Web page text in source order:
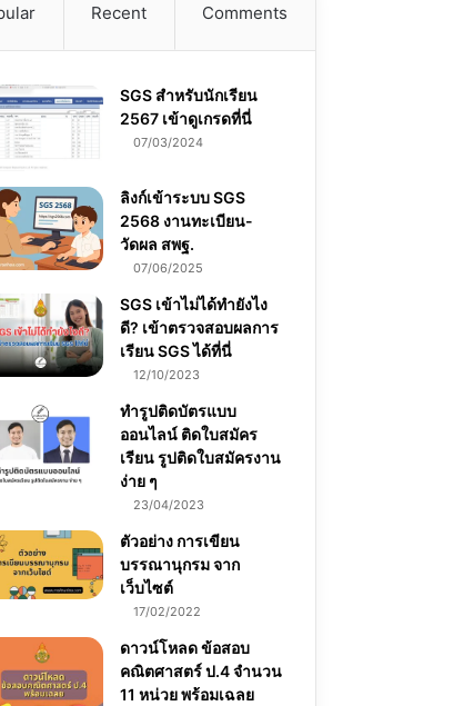
Recent Comments
SGS สําหรับนักเรียน
2567 เข้าดูเกรดที่นี่
07/03/2024
ลิงก์เข้าระบบ SGS
2568 งานทะเบียน-
วัดผล สพฐ.
07/06/2025
SGS เข้าไม่ได้ทำยังไง
ดี? เข้าตรวจสอบผลการ
เรียน SGS ได้ที่นี่
12/10/2023
ทำรูปติดบัตรแบบ
ออนไลน์ ติดใบสมัคร
เรียน รูปติดใบสมัครงาน
ง่าย ๆ
23/04/2023
ตัวอย่าง การเขียน
บรรณานุกรม จาก
เว็บไซต์
17/02/2022
ดาวน์โหลด ข้อสอบ
คณิตศาสตร์ ป.4 จำนวน
11 หน่วย พร้อมเฉลย